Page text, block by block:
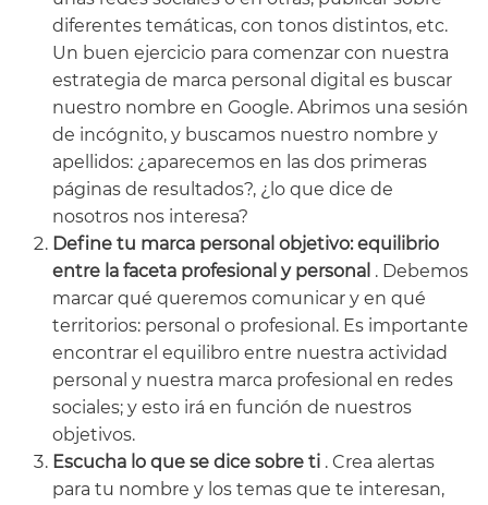
diferentes temáticas, con tonos distintos, etc.
Un buen ejercicio para comenzar con nuestra
estrategia de marca personal digital es buscar
nuestro nombre en Google. Abrimos una sesión
de incógnito, y buscamos nuestro nombre y
apellidos: ¿aparecemos en las dos primeras
páginas de resultados?, ¿lo que dice de
nosotros nos interesa?
Define tu marca personal objetivo: equilibrio
entre la faceta profesional y personal . Debemos
marcar qué queremos comunicar y en qué
territorios: personal o profesional. Es importante
encontrar el equilibro entre nuestra actividad
personal y nuestra marca profesional en redes
sociales; y esto irá en función de nuestros
objetivos.
Escucha lo que se dice sobre ti . Crea alertas
para tu nombre y los temas que te interesan,